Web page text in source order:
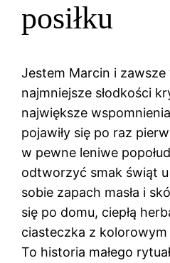
posiłku
Jestem Marcin i zawsze
najmniejsze słodkości
największe
pojawiły się po raz
w pewne leniwe
odtworzyć smak świąt
sobie zapach masła i
się po domu, ciepłą
ciasteczka z
To historia małego